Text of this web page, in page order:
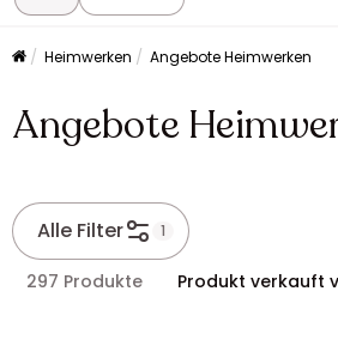
Heimwerken Angebote Heimwerken
Angebote
Alle Filter 1
297 Produkte Produkt verkauft